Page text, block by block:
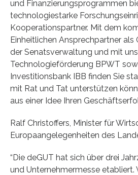
und Finanzierungsprogrammen
technologiestarke
Kooperationspartner. Mit dem
Einheitlichen Ansprechpartner als
der Senatsverwaltung und mit
Technologieförderung BPWT
Investitionsbank IBB finden Sie
mit Rat und Tat unterstützen
aus einer Idee Ihren
Ralf Christoffers, Minister für
Europaangelegenheiten des
“Die deGUT hat sich über drei
und Unternehmermesse etabliert.